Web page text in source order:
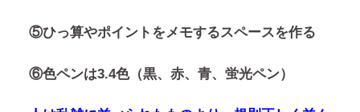
⑤ひっ算やポイントをメモするスペースを作る
⑥色ペンは3.4色（黒、赤、青、蛍光ペン）